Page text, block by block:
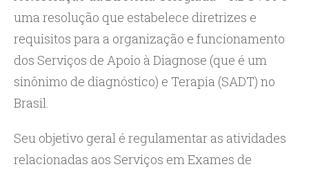
uma resolução que estabelece diretrizes e
requisitos para a organização e funcionamento
dos Serviços de Apoio à Diagnose (que é um
sinônimo de diagnóstico) e Terapia (SADT) no
Brasil.
Seu objetivo geral é regulamentar as atividades
relacionadas aos Serviços em Exames de